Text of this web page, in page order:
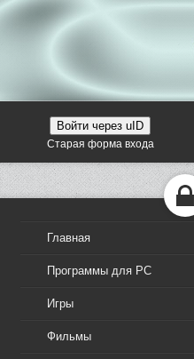
Войти через uID
Старая форма входа
Главная
Программы для PC
Игры
Фильмы